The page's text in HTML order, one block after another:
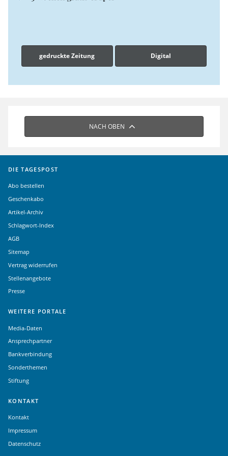
gedruckte Zeitung Digital
NACH OBEN
DIE TAGESPOST
Abo bestellen
Geschenkabo
Artikel-Archiv
Schlagwort-Index
AGB
Sitemap
Vertrag widerrufen
Stellenangebote
Presse
WEITERE PORTALE
Media-Daten
Ansprechpartner
Bankverbindung
Sonderthemen
Stiftung
KONTAKT
Kontakt
Impressum
Datenschutz